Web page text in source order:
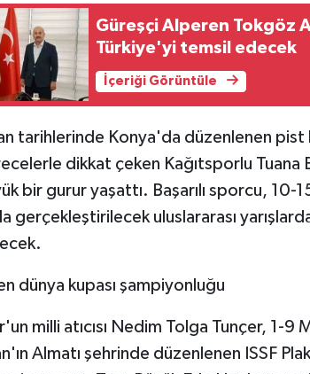
Güreşçi Alperen Tokgöz
Türkiye'yi temsil edecek
İçeriği Görüntüle
tarihlerinde Konya'da düzenlenen pist
dikkat çeken Kağıtsporlu Tuana
bir gurur yaşattı. Başarılı sporcu, 10-
gerçekleştirilecek uluslararası
dünya kupası şampiyonluğu
milli atıcısı Nedim Tolga Tunçer, 1-9
Almatı şehrinde düzenlenen ISSF